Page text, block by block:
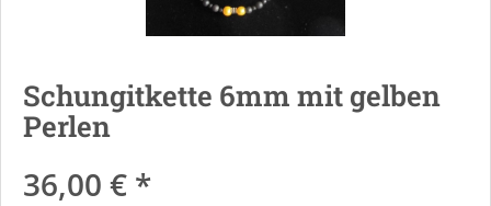
Schungitkette 6mm mit gelben
Perlen
36,00 € *